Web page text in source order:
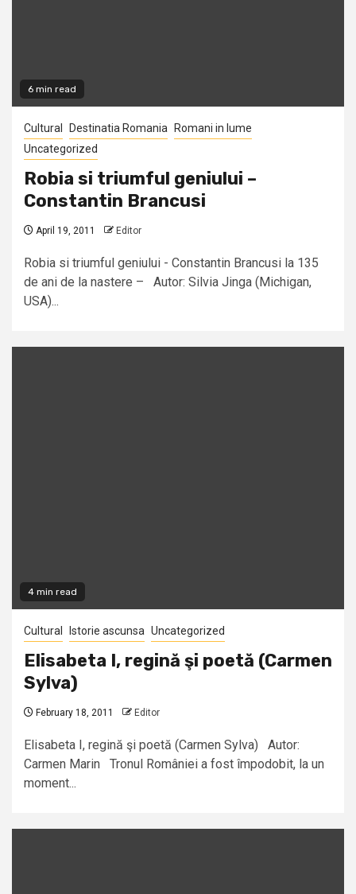
6 min read
Cultural Destinatia Romania
Romani in lume
Uncategorized
Robia si triumful geniului –
Constantin Brancusi
April 19, 2011 Editor
Robia si triumful geniului - Constantin Brancusi la 135
de ani de la nastere – Autor: Silvia Jinga (Michigan,
USA)...
4 min read
Cultural Istorie ascunsa Uncategorized
Elisabeta I, regină şi poetă (Carmen
Sylva)
February 18, 2011 Editor
Elisabeta I, regină şi poetă (Carmen Sylva) Autor:
Carmen Marin Tronul României a fost împodobit, la un
moment...